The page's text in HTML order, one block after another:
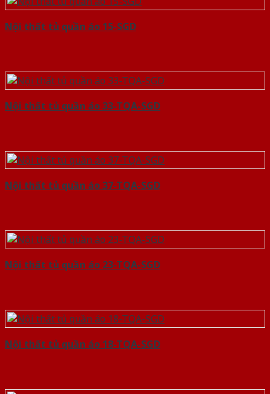
Nội thất tủ quần áo 15-SGD
Nội thất tủ quần áo 33-TQA-SGD
Nội thất tủ quần áo 37-TQA-SGD
Nội thất tủ quần áo 23-TQA-SGD
Nội thất tủ quần áo 18-TQA-SGD